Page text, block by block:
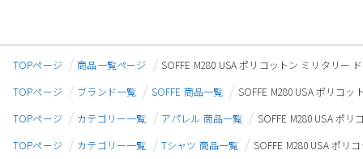
TOPページ 商品一覧ページ
SOFFE M280 USA ポリコットン ミリタリー
TOPページ
ブランド一覧 SOFFE 商品一覧
SOFFE M280 USA ポリコ
TOPページ
カテゴリー一覧 アパレル 商品一覧
SOFFE M280 USA ポ
TOPページ
カテゴリー一覧 Tシャツ 商品一覧
SOFFE M280 USA ポリ